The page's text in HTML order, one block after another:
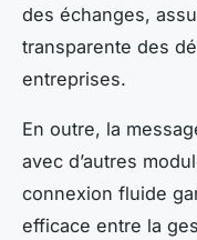
des échanges,
transparente des
entreprises.
En outre, la
avec d’autres
connexion fluide
efficace entre la